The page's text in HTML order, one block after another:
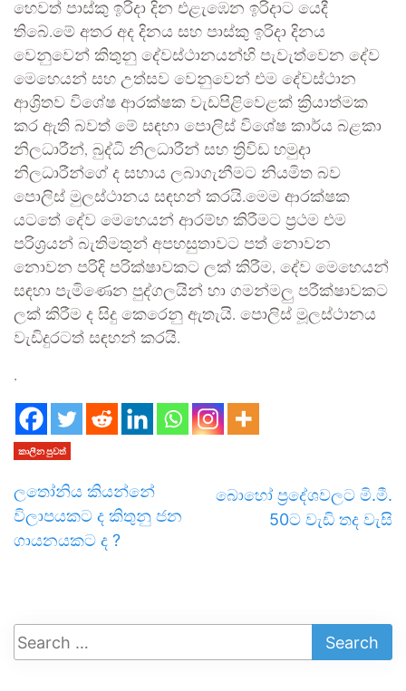
හෙවත් පාස්කු ඉරිදා දින එළැඹෙන ඉරිදාට යෙදී
තිබේ.මේ අතර අද දිනය සහ පාස්කු ඉරිදා දිනය
වෙනුවෙන් කිතුනු දේවස්ථානයන්හි පැවැත්වෙන දේව
මෙහෙයන් සහ උත්සව වෙනුවෙන් එම දේවස්ථාන
ආශ්‍රිතව විශේෂ ආරක්ෂක වැඩපිළිවෙළක් ක්‍රියාත්මක
කර ඇති බවත් මේ සඳහා පොලිස් විශේෂ කාර්ය බළකා
නිලධාරීන්, බුද්ධි නිලධාරීන් සහ ත්‍රිවිඩ හමුදා
නිලධාරීන්ගේ ද සහාය ලබාගැනීමට නියමිත බව
පොලිස් මුලස්ථානය සඳහන් කරයි.මෙම ආරක්ෂක
යටතේ දේව මෙහෙයන් ආරම්භ කිරීමට ප්‍රථම එම
පරිශ්‍රයන් බැතිමතුන් අපහසුතාවට පත් නොවන
නොවන පරිදි පරික්ෂාවකට ලක් කිරීම, දේව මෙහෙයන්
සඳහා පැමිණෙන පුද්ගලයින් හා ගමන්මලු පරීක්ෂාවකට
ලක් කිරීම ද සිදු කෙරෙනු ඇතැයි. පොලිස් මූලස්ථානය
වැඩිදුරටත් සඳහන් කරයි.
.
කාලීන පුවත්
ලතෝනිය කියන්නේ
විලාපයකට ද කිතුනු ජන
ගායනයකට ද ?
බොහෝ ප්‍රදේශවලට මි.මී.
50ට වැඩි තද වැසි